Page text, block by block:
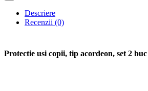
Descriere
Recenzii (0)
Protectie usi copii, tip acordeon, set 2